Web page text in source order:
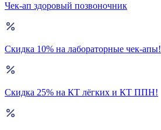
Чек-ап здоровый позвоночник
Скидка 10% на лабораторные чек-апы!
Скидка 25% на КТ лёгких и КТ ППН!